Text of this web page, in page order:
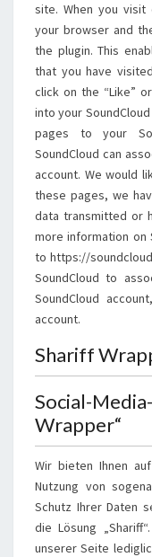
site. When you
your browser and
the plugin. This
that you have
click on the “Like”
into your
pages to your
SoundCloud can
account. We would
these pages, we
data transmitted or
more information on
to https://
SoundCloud to
SoundCloud
account.
Shariff
Social-
Wrapper“
Wir bieten Ihnen
Nutzung von
Schutz Ihrer Daten
die Lösung
unserer Seite